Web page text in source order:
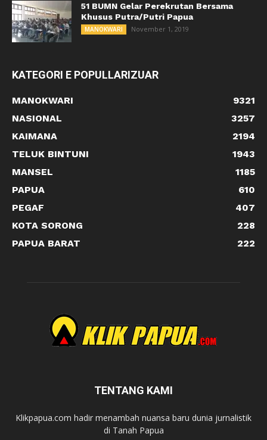
51 BUMN Gelar Perekrutan Bersama
Khusus Putra/Putri Papua
MANOKWARI November 1, 2019
KATEGORI E POPULLARIZUAR
MANOKWARI
9321
NASIONAL
3257
KAIMANA
2194
TELUK BINTUNI
1943
MANSEL
1185
PAPUA
610
PEGAF
407
KOTA SORONG
228
PAPUA BARAT
222
TENTANG KAMI
Klikpapua.com hadir menambah nuansa baru dunia jurnalistik
di Tanah Papua